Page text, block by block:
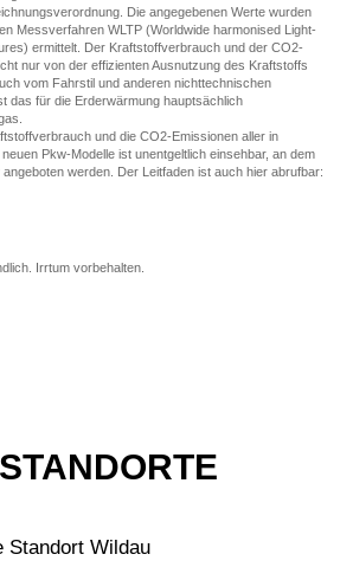
Die angegebenen Werte wurden
Messverfahren WLTP (Worldwide harmonised Light-
ermittelt. Der Kraftstoffverbrauch und der CO2-
nur von der effizienten Ausnutzung des Kraftstoffs
vom Fahrstil und anderen nichttechnischen
das für die Erderwärmung hauptsächlich
und die CO2-Emissionen aller in
Pkw-Modelle ist unentgeltlich einsehbar, an dem
werden. Der Leitfaden ist auch hier abrufbar:
Irrtum vorbehalten.